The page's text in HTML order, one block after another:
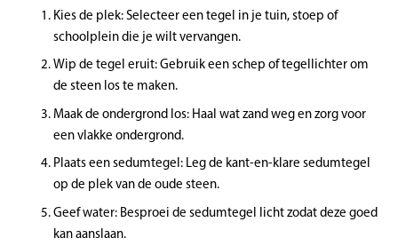
Kies de plek: Selecteer een tegel in je tuin, stoep of
schoolplein die je wilt vervangen.
Wip de tegel eruit: Gebruik een schep of tegellichter om
de steen los te maken.
Maak de ondergrond los: Haal wat zand weg en zorg voor
een vlakke ondergrond.
Plaats een sedumtegel: Leg de kant-en-klare sedumtegel
op de plek van de oude steen.
Geef water: Besproei de sedumtegel licht zodat deze goed
kan aanslaan.